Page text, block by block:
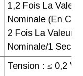
1,2 Fois La Valeur
Nominale (en
2 Fois La Valeur
Nominale/1
Tension : ≤ 0,2